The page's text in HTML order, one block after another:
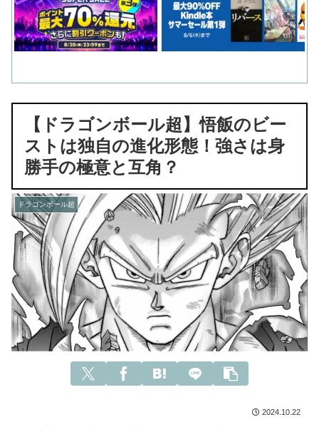
【ドラゴンボール超】悟飯のビー
ストは独自の進化形態！強さは身
勝手の極意と互角？
ドラゴンボール超
2024.10.22